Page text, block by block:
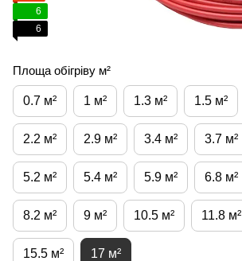
6
6
Площа обігріву м²
0.7 м² 1 м² 1.3 м² 1.5 м²
2.2 м² 2.9 м² 3.4 м² 3.7 м²
5.2 м² 5.4 м² 5.9 м² 6.8 м²
8.2 м² 9 м² 10.5 м² 11.8 м²
15.5 м² 17 м²